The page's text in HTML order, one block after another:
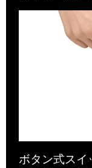
ボタン式スイ